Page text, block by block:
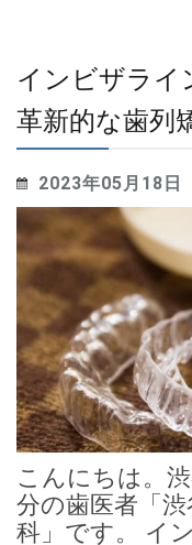
インビザライ
革新的な歯列
2023年05月18日
こんにちは。
分の歯医者「
科」です。 イ